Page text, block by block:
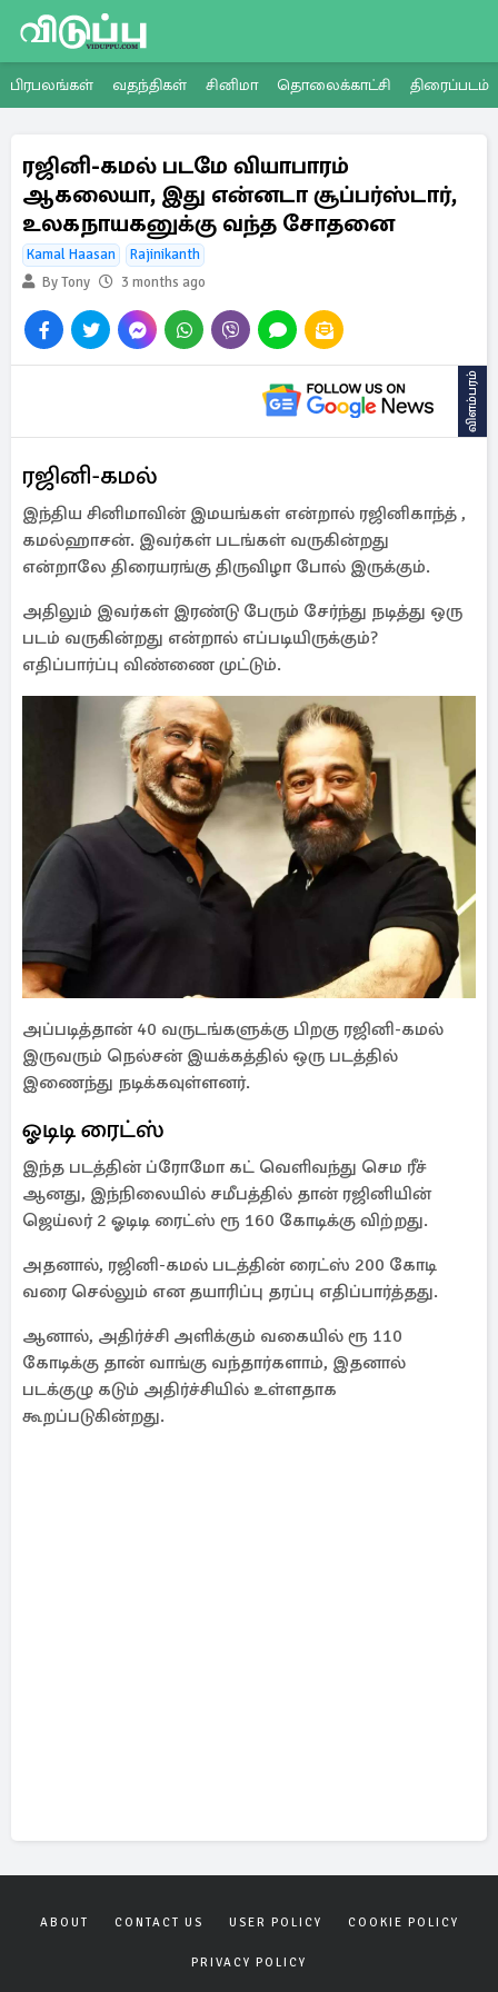
பிரபலங்கள் வதந்திகள் சினிமா தொலைக்காட்சி திரைப்படம்
ரஜினி-கமல் படமே வியாபாரம்
ஆகலையா, இது என்னடா சூப்பர்ஸ்டார்,
உலகநாயகனுக்கு வந்த சோதனை
Kamal Haasan
Rajinikanth
By Tony
3 months ago
விளம்பரம்
ரஜினி-கமல்
இந்திய சினிமாவின் இமயங்கள் என்றால் ரஜினிகாந்த் ,
கமல்ஹாசன். இவர்கள் படங்கள் வருகின்றது
என்றாலே திரையரங்கு திருவிழா போல் இருக்கும்.
அதிலும் இவர்கள் இரண்டு பேரும் சேர்ந்து நடித்து ஒரு
படம் வருகின்றது என்றால் எப்படியிருக்கும்?
எதிப்பார்ப்பு விண்ணை முட்டும்.
அப்படித்தான் 40 வருடங்களுக்கு பிறகு ரஜினி-கமல்
இருவரும் நெல்சன் இயக்கத்தில் ஒரு படத்தில்
இணைந்து நடிக்கவுள்ளனர்.
ஓடிடி ரைட்ஸ்
இந்த படத்தின் ப்ரோமோ கட் வெளிவந்து செம ரீச்
ஆனது, இந்நிலையில் சமீபத்தில் தான் ரஜினியின்
ஜெய்லர் 2 ஓடிடி ரைட்ஸ் ரூ 160 கோடிக்கு விற்றது.
அதனால், ரஜினி-கமல் படத்தின் ரைட்ஸ் 200 கோடி
வரை செல்லும் என தயாரிப்பு தரப்பு எதிப்பார்த்தது.
ஆனால், அதிர்ச்சி அளிக்கும் வகையில் ரூ 110
கோடிக்கு தான் வாங்கு வந்தார்களாம், இதனால்
படக்குழு கடும் அதிர்ச்சியில் உள்ளதாக
கூறப்படுகின்றது.
ABOUT CONTACT US USER POLICY COOKIE POLICY
PRIVACY POLICY